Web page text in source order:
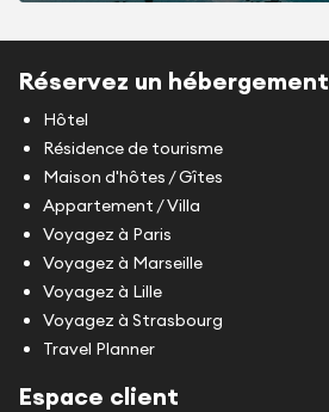
Réservez un hébergement
Hôtel
Résidence de tourisme
Maison d'hôtes / Gîtes
Appartement / Villa
Voyagez à Paris
Voyagez à Marseille
Voyagez à Lille
Voyagez à Strasbourg
Travel Planner
Espace client